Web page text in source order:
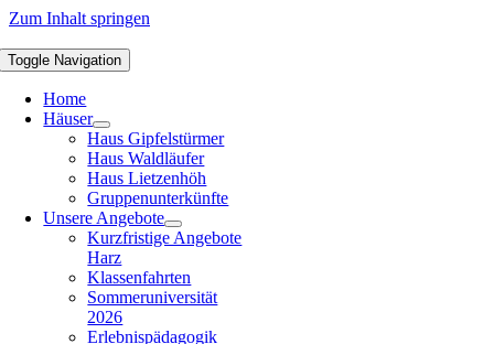
Zum Inhalt springen
Toggle Navigation
Home
Häuser
Haus Gipfelstürmer
Haus Waldläufer
Haus Lietzenhöh
Gruppenunterkünfte
Unsere Angebote
Kurzfristige Angebote
Harz
Klassenfahrten
Sommeruniversität
2026
Erlebnispädagogik